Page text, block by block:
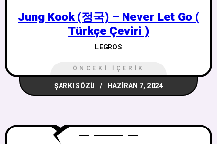
Jung Kook (정국) – Never Let Go (
Türkçe Çeviri )
LEGROS
ÖNCEKI İÇERIK
ŞARKI SÖZÜ HAZIRAN 7, 2024